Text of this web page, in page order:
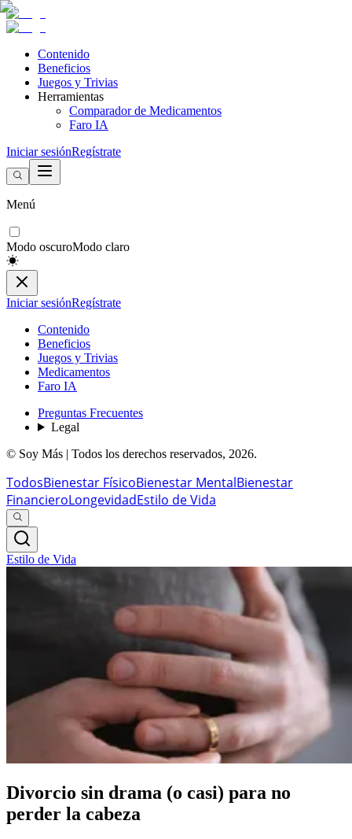
Contenido
Beneficios
Juegos y Trivias
Herramientas
Comparador de Medicamentos
Faro IA
Iniciar sesiónRegístrate
Menú
Modo oscuroModo claro
Iniciar sesiónRegístrate
Contenido
Beneficios
Juegos y Trivias
Medicamentos
Faro IA
Preguntas Frecuentes
Legal
© Soy Más | Todos los derechos reservados, 2026.
TodosBienestar FísicoBienestar MentalBienestar
FinancieroLongevidadEstilo de Vida
Estilo de Vida
Divorcio sin drama (o casi) para no
perder la cabeza